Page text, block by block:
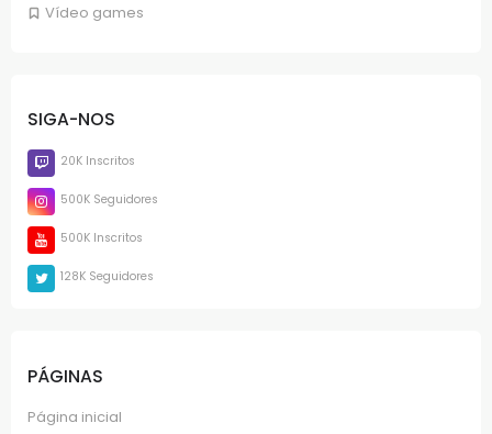
Vídeo games
SIGA-NOS
20K Inscritos
500K Seguidores
500K Inscritos
128K Seguidores
PÁGINAS
Página inicial